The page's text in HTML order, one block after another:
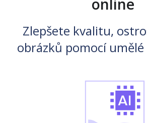
Zlepšete kvalitu,
obrázků pomocí